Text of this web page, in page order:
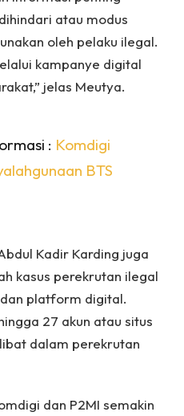
atau modus
oleh pelaku ilegal.
kampanye digital
jelas Meutya.
: Komdigi
BTS
Kadir Karding juga
kasus perekrutan ilegal
platform digital.
27 akun atau situs
dalam perekrutan
dan P2MI semakin